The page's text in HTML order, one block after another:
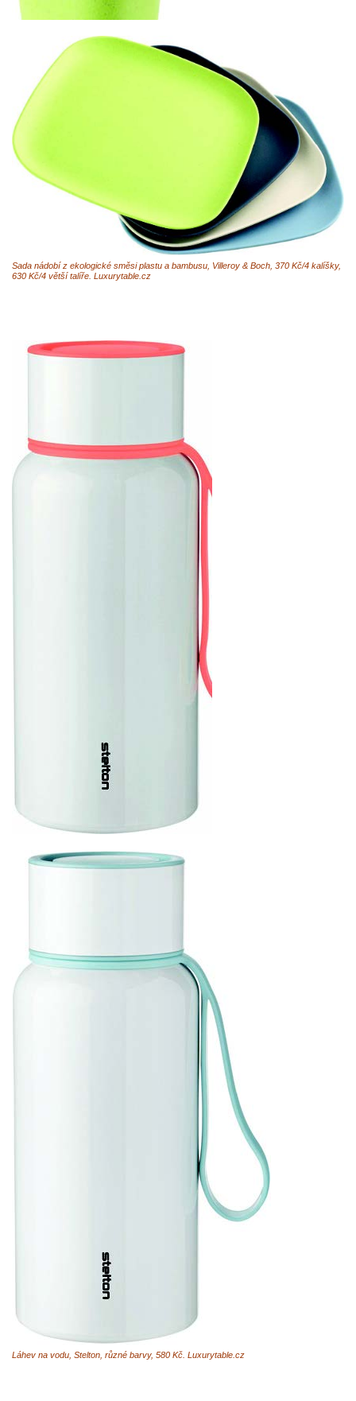
Sada nádobí z ekologické směsi plastu a bambusu, Villeroy & Boch, 370 Kč/4 kalíšky,
630 Kč/4 větší talíře. Luxurytable.cz
Láhev na vodu, Stelton, různé barvy, 580 Kč. Luxurytable.cz